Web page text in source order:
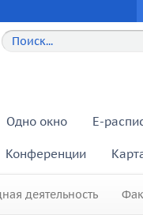
Одно окно E-
Конференции
деятельность